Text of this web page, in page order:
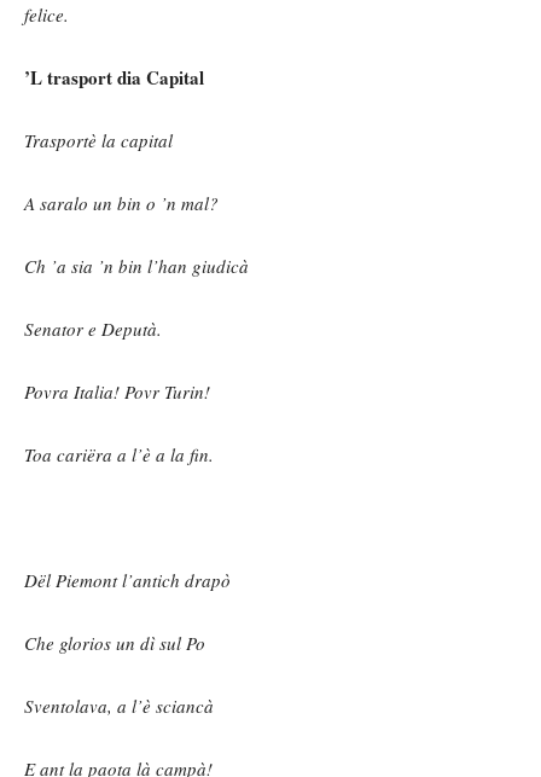
felice.
’L trasport dia Capital
Trasportè la capital
A saralo un bin o ’n mal?
Ch ’a sia ’n bin l’han giudicà
Senator e Deputà.
Povra Italia! Povr Turin!
Toa cariëra a l’è a la fin.
Dël Piemont l’antich drapò
Che glorios un dì sul Po
Sventolava, a l’è sciancà
E ant la paota là campà!